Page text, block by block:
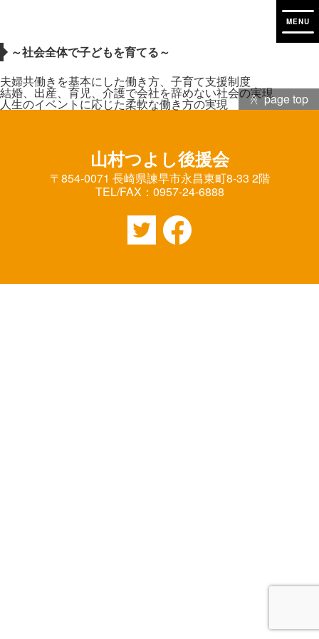
～社会全体で子どもを育てる～
夫婦共働きを基本にした働き方、子育て支援制度
結婚、出産、育児、介護で会社を辞めない社会の実現
人生のイベントに応じた柔軟な働き方の実現 page top
山村つよし後援会
〒854-0071 長崎県諫早市永昌東町8-33 2階
TEL/FAX：0957-24-6888
TwitterFacebook